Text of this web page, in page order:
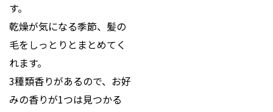
す。
乾燥が気になる季節、髪の
毛をしっとりとまとめてく
れます。
3種類香りがあるので、お好
みの香りが1つは見つかる